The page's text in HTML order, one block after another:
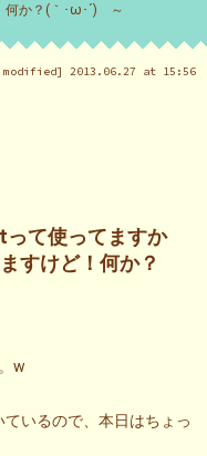
か？(｀･ω･´)ゞ～
2013.06.27 at 15:56
て使ってますか
すけど！何か？
w
いるので、本日はちょっ